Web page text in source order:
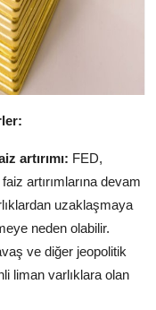
artırımı: FED,
artırımlarına devam
uzaklaşmaya
neden olabilir.
ve diğer jeopolitik
liman varlıklara olan